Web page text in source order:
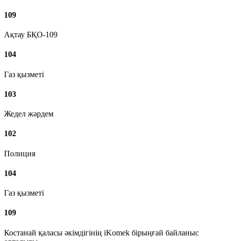
109
Ақтау БҚО-109
104
Газ қызметі
103
Жедел жәрдем
102
Полиция
104
Газ қызметі
109
Костанай қаласы әкімдігінің iKomek бірыңғай байланыс